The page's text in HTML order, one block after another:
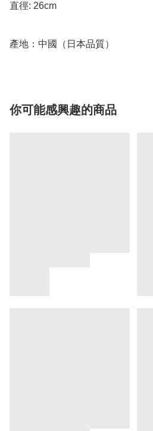
直徑: 26cm
產地：中國（日本品質）
你可能感興趣的商品